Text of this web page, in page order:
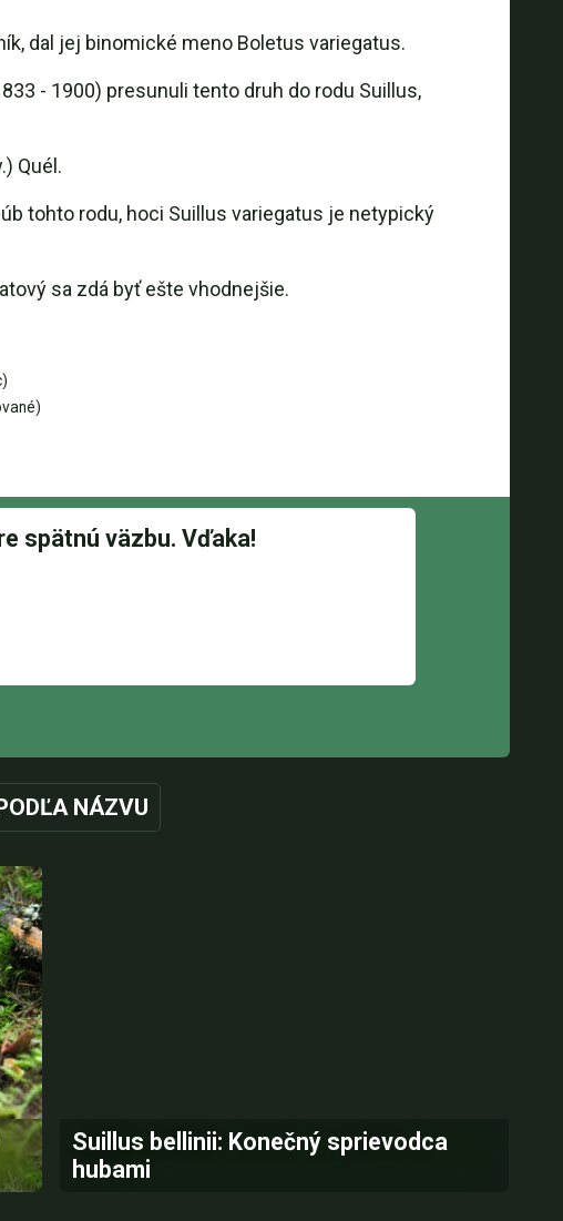
dal jej binomické meno Boletus variegatus.
- 1900) presunuli tento druh do rodu Suillus,
Quél.
tohto rodu, hoci Suillus variegatus je netypický
sa zdá byť ešte vhodnejšie.
NÁZVU
Suillus bellinii: Konečný sprievodca
hubami